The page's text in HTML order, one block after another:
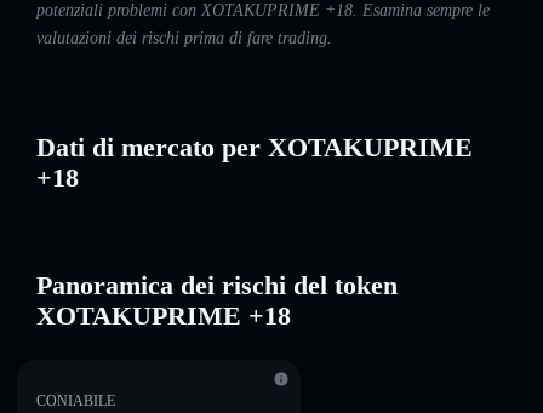
potenziali problemi con XOTAKUPRIME +18. Esamina sempre le
valutazioni dei rischi prima di fare trading.
Dati di mercato per XOTAKUPRIME
+18
Panoramica dei rischi del token
XOTAKUPRIME +18
CONIABILE